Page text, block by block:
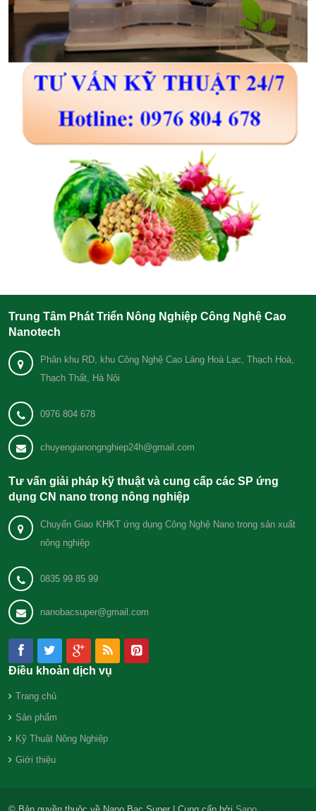
Trung Tâm Phát Triển Nông Nghiệp Công Nghệ Cao
Nanotech
Phân khu RD, khu Công Nghệ Cao Láng Hoà Lạc, Thạch Hoà,
Thạch Thất, Hà Nội
0976 804 678
chuyengianongnghiep24h@gmail.com
Tư vấn giải pháp kỹ thuật và cung cấp các SP ứng
dụng CN nano trong nông nghiệp
Chuyển Giao KHKT ứng dụng Công Nghệ Nano trong sản xuất
nông nghiệp
0835 99 85 99
nanobacsuper@gmail.com
Điều khoản dịch vụ
Trang chủ
Sản phẩm
Kỹ Thuật Nông Nghiệp
Giới thiệu